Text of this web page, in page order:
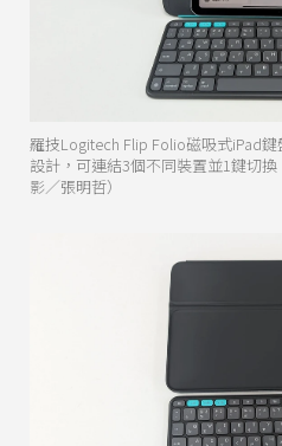
羅技Logitech Flip Folio磁吸式iPad
設計，可連結3個不同裝置並1鍵切
影／張明哲）